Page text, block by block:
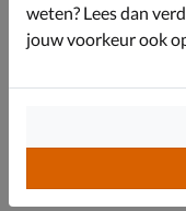
Over Nelson Kids
weten? Lees dan
jouw voorkeur ook